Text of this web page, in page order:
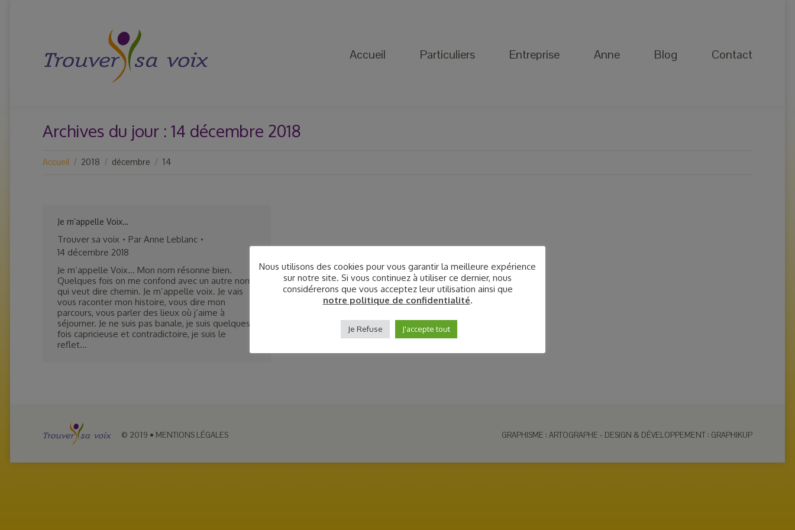
Accueil Particuliers Entreprise Anne Blog Contact
Archives du jour : 14 décembre 2018
Vous êtes ici :
Accueil 2018 décembre 14
Je m’appelle Voix…
Trouver sa voix Par Anne Leblanc
14 décembre 2018
Je m’appelle Voix… Mon nom résonne bien.
Quelques fois on me confond avec un autre nom
qui veut dire chemin. Je m’appelle voix. Je vais
vous raconter mon histoire, vous dire mon
parcours, vous parler des lieux où j’aime à
séjourner. Je ne suis pas banale, je suis quelques
fois capricieuse et contradictoire, je suis le
reflet…
© 2019 • MENTIONS LÉGALES GRAPHISME : ARTOGRAPHE - DESIGN & DÉVELOPPEMENT : GRAPHIKUP
Nous utilisons des cookies pour vous garantir la meilleure expérience
sur notre site. Si vous continuez à utiliser ce dernier, nous
considérerons que vous acceptez leur utilisation ainsi que
notre politique de confidentialité.
Je Refuse J'accepte tout